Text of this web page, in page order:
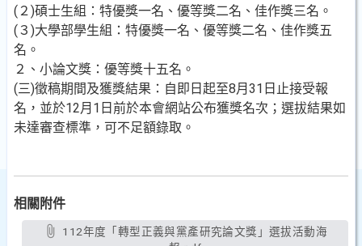
(２)碩士生組：特優獎一名、優等獎二名、佳作獎三名。
(３)大學部學生組：特優獎一名、優等獎二名、佳作獎五
名。
２、小論文獎：優等獎十五名。
(三)徵稿期間及獲獎結果：自即日起至8月31日止接受報
名，並於12月1日前於本會網站公布獲獎名次；選拔結果如
未達審查標準，可不足額錄取。
相關附件